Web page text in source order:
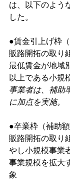
は、以下のよう
した。
●賃金引上げ枠
販路開拓の取り
最低賃金が地域
以上である小規
事業者は、補助
に加点を実施。
●卒業枠（補助
販路開拓の取り
やし小規模事業
事業規模を拡大
象